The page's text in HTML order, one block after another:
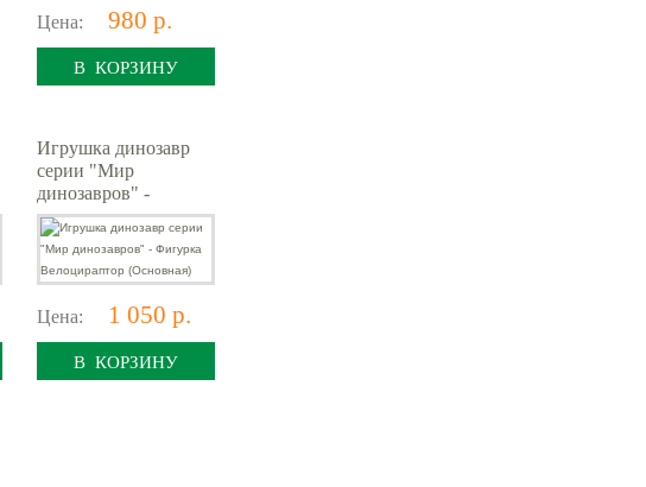
Цена: 980 р.
В КОРЗИНУ
Игрушка динозавр
серии "Мир
динозавров" -
Фигурка
Велоцираптор
(Основная)
Цена: 1 050 р.
В КОРЗИНУ